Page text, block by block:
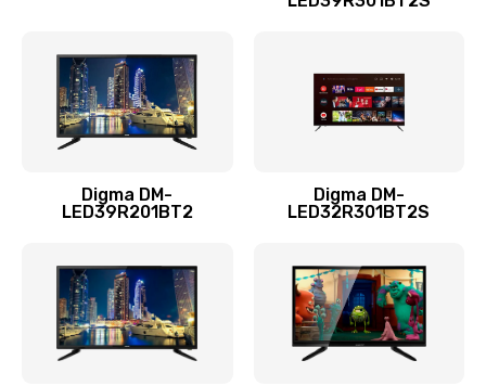
Замена системы охлаждения
Замена процессора
Digma DM-
LED39R201BT2
Digma DM-
LED32R301BT2S